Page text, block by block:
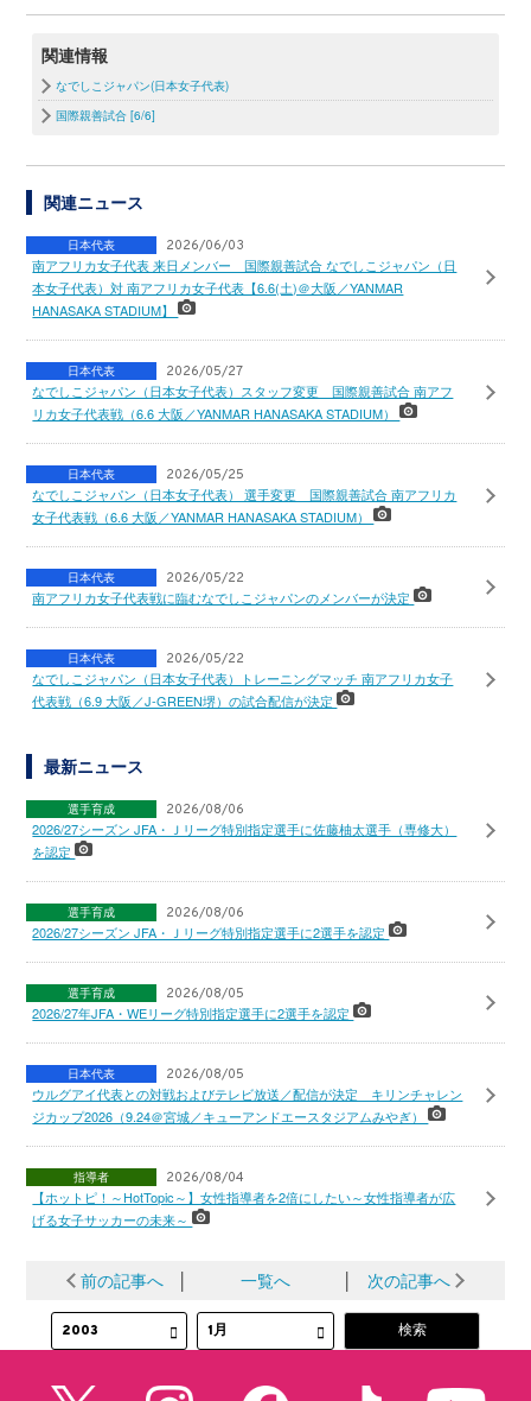
関連情報
なでしこジャパン(日本女子代表)
国際親善試合 [6/6]
関連ニュース
日本代表 2026/06/03
南アフリカ女子代表 来日メンバー 国際親善試合 なでしこジャパン（日
本女子代表）対 南アフリカ女子代表【6.6(土)＠大阪／YANMAR
HANASAKA STADIUM】
日本代表 2026/05/27
なでしこジャパン（日本女子代表）スタッフ変更 国際親善試合 南アフ
リカ女子代表戦（6.6 大阪／YANMAR HANASAKA STADIUM）
日本代表 2026/05/25
なでしこジャパン（日本女子代表） 選手変更 国際親善試合 南アフリカ
女子代表戦（6.6 大阪／YANMAR HANASAKA STADIUM）
日本代表 2026/05/22
南アフリカ女子代表戦に臨むなでしこジャパンのメンバーが決定
日本代表 2026/05/22
なでしこジャパン（日本女子代表）トレーニングマッチ 南アフリカ女子
代表戦（6.9 大阪／J-GREEN堺）の試合配信が決定
最新ニュース
選手育成 2026/08/06
2026/27シーズン JFA・Ｊリーグ特別指定選手に佐藤柚太選手（専修大）
を認定
選手育成 2026/08/06
2026/27シーズン JFA・Ｊリーグ特別指定選手に2選手を認定
選手育成 2026/08/05
2026/27年JFA・WEリーグ特別指定選手に2選手を認定
日本代表 2026/08/05
ウルグアイ代表との対戦およびテレビ放送／配信が決定 キリンチャレン
ジカップ2026（9.24＠宮城／キューアンドエースタジアムみやぎ）
指導者 2026/08/04
【ホットピ！～HotTopic～】女性指導者を2倍にしたい～女性指導者が広
げる女子サッカーの未来～
前の記事へ │ 一覧へ │ 次の記事へ